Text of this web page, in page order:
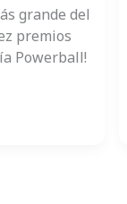
grande del
premios
Powerball!